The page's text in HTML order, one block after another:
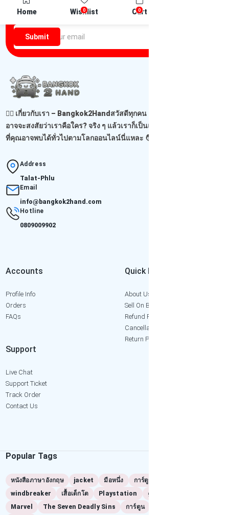
Home 0
Wishlist 0
Cart
Newsletter
Submit
🙋‍♂️ เกี่ยวกับเรา – Bangkok2Handสวัสดีทุกคน เจอกันอีกแล้วนะ! 😊คุณ
อาจจะสงสัยว่าเราคือใคร? จริง ๆ แล้วเราก็เป็นแค่ผู้ขายธรรมดาคนหนึ่ง
ที่คุณอาจพบได้ทั่วไปตามโลกออนไลน์นี่แหละ 🧑‍...
Address
Talat-Phlu
Email
info@bangkok2hand.com
Hotline
0809009902
Accounts
Profile Info
Orders
FAQs
Quick Links
About Us
Sell On Bangkok2Hand
Refund Policy
Cancellation Policy
Return Policy
Support
Live Chat
Support Ticket
Track Order
Contact Us
Popular Tags
หนังสือภาษาอังกฤษ jacket มือหนึ่ง
การ์ตูนมือสอง
windbreaker
เสื้อเด็กโต Playstation game
Marvel
The Seven Deadly Sins การ์ตูน